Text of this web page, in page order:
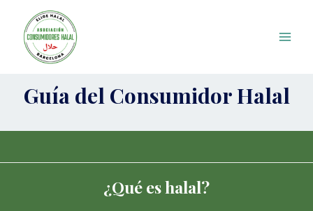
contenido
Guía del Consumidor Halal
¿Qué es halal?